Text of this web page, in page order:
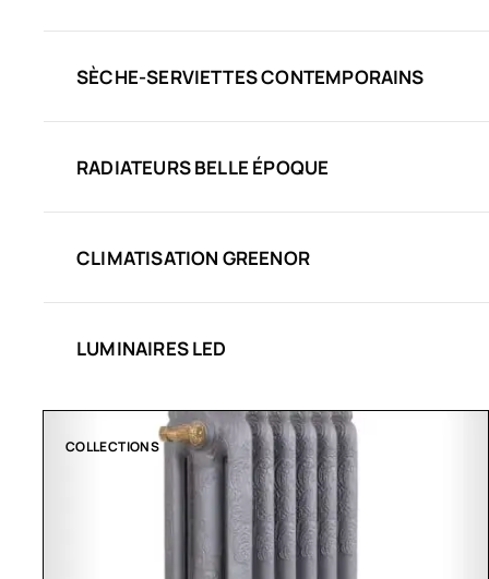
SÈCHE-SERVIETTES CONTEMPORAINS
RADIATEURS BELLE ÉPOQUE
CLIMATISATION GREENOR
LUMINAIRES LED
CLIMATISATION GREENOR